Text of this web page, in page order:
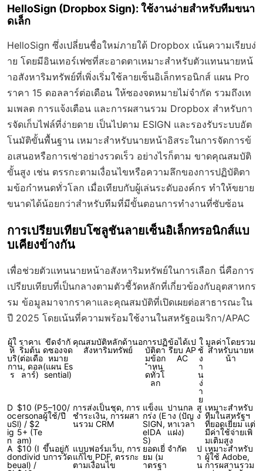
HelloSign (Dropbox Sign): ใช้งานง่ายสำหรับทีมขนา
ดเล็ก
HelloSign ซึ่งเปลี่ยนชื่อใหม่ภายใต้ Dropbox เน้นความเรียบง่
าย โดยมีอินเทอร์เฟซที่สะอาดตาเหมาะสำหรับตัวแทนนายหน้
าอสังหาริมทรัพย์ที่เพิ่งเริ่มใช้ลายเซ็นอิเล็กทรอนิกส์ แผน Pro
ราคา 15 ดอลลาร์ต่อเดือน ให้ซองจดหมายไม่จำกัด รวมถึงเท
มเพลต การแจ้งเตือน และการผสานรวม Dropbox สำหรับกา
รจัดเก็บไฟล์ที่ง่ายดาย เป็นไปตาม ESIGN และรองรับระบบอัต
โนมัติขั้นพื้นฐาน เหมาะสำหรับนายหน้าอิสระในการจัดการข้
อเสนอหรือการเช่าอย่างรวดเร็ว อย่างไรก็ตาม ขาดคุณสมบัติ
ขั้นสูง เช่น ตรรกะตามเงื่อนไขหรือความลึกของการปฏิบัติตา
มข้อกำหนดทั่วโลก เมื่อเทียบกับผู้เล่นระดับองค์กร ทำให้ขยาย
ขนาดได้น้อยกว่าสำหรับทีมที่มีขั้นตอนการทำงานที่ซับซ้อน
การเปรียบเทียบโซลูชันลายเซ็นอิเล็กทรอนิกส์แบ
บเคียงข้างกัน
เพื่อช่วยตัวแทนนายหน้าอสังหาริมทรัพย์ในการเลือก นี่คือการ
เปรียบเทียบที่เป็นกลางตามตัวชี้วัดหลักที่เกี่ยวข้องกับอุตสาหกร
รม ข้อมูลมาจากราคาและคุณสมบัติที่เปิดเผยต่อสาธารณะใน
ปี 2025 โดยเน้นที่ความพร้อมใช้งานในสหรัฐอเมริกา/APAC
ผู้ใ
ห้
บริ
กา
ร
ราคาเ
ริ่มต้น
(ต่อเดือ
น, ดอล
ลาร์)
ขีดจำกั
ดซองจด
หมาย
(แผน Es
sential)
คุณสมบัติหลักด้านอ
สังหาริมทรัพย์
การปฏิ
บัติตา
มข้อก
ำหน
ดทั่วโ
ลก
ข้อได้เป
รียบ AP
AC
ใ
ช้
ง
า
น
ง่
า
ย
มูลค่าโดยรวม
สำหรับนายห
น้า
D
oc
uS
ig
n
$10 (P
ersona
l) / $2
5+ (Te
am)
5–100/
ผู้ใช้/ปี
การส่งเป็นชุด, การ
ชำระเงิน, การผสา
นรวม CRM
แข็งแ
กร่ง (E
SIGN,
eIDA
S)
ปานกล
าง (ปัญ
หาเวลา
แฝง)
สู
ง
เหมาะสำหรับ
ทีมในสหรัฐฯ
ที่ยอดเยี่ยม แต่
มีค่าใช้จ่ายเพิ่
มเติมสูง
A
do
be
$10 (I
ndivid
ual) /
ขึ้นอยู่กั
บการวัด
แบบฟอร์มเว็บ, การ
แก้ไข PDF, ตรรกะ
ตามเงื่อนไข
ยอดเยี่
ยม (ม
าตรฐา
จำกัด
ป
า
น
เหมาะสำหรับ
ผู้ใช้ Adobe,
การผสานรวม